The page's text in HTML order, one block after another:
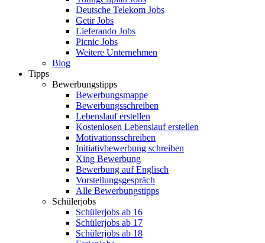
Deutsche Telekom Jobs
Getir Jobs
Lieferando Jobs
Picnic Jobs
Weitere Unternehmen
Blog
Tipps
Bewerbungstipps
Bewerbungsmappe
Bewerbungsschreiben
Lebenslauf erstellen
Kostenlosen Lebenslauf erstellen
Motivationsschreiben
Initiativbewerbung schreiben
Xing Bewerbung
Bewerbung auf Englisch
Vorstellungsgespräch
Alle Bewerbungstipps
Schülerjobs
Schülerjobs ab 16
Schülerjobs ab 17
Schülerjobs ab 18